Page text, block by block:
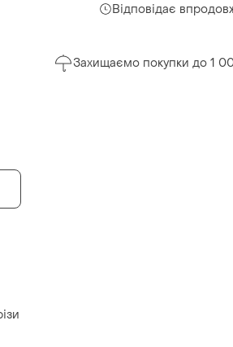
Відповідає
Захищаємо покупки до 1